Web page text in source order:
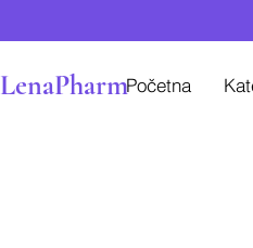
LenaPharmPočetna